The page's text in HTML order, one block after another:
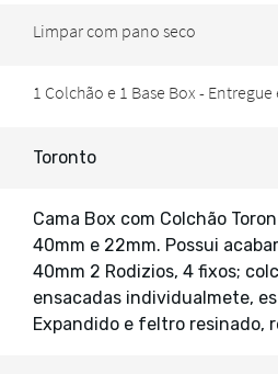
Toronto
Cama Box com Colchão
40mm e 22mm. Possui
40mm 2 Rodizios, 4 fixos;
ensacadas individualmete,
Expandido e feltro resinado,